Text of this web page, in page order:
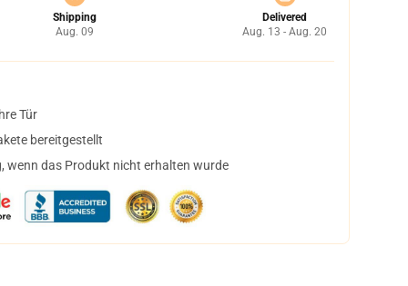
Shipping
Aug. 09
Delivered
Aug. 13 - Aug. 20
Tür
bereitgestellt
wenn das Produkt nicht erhalten wurde